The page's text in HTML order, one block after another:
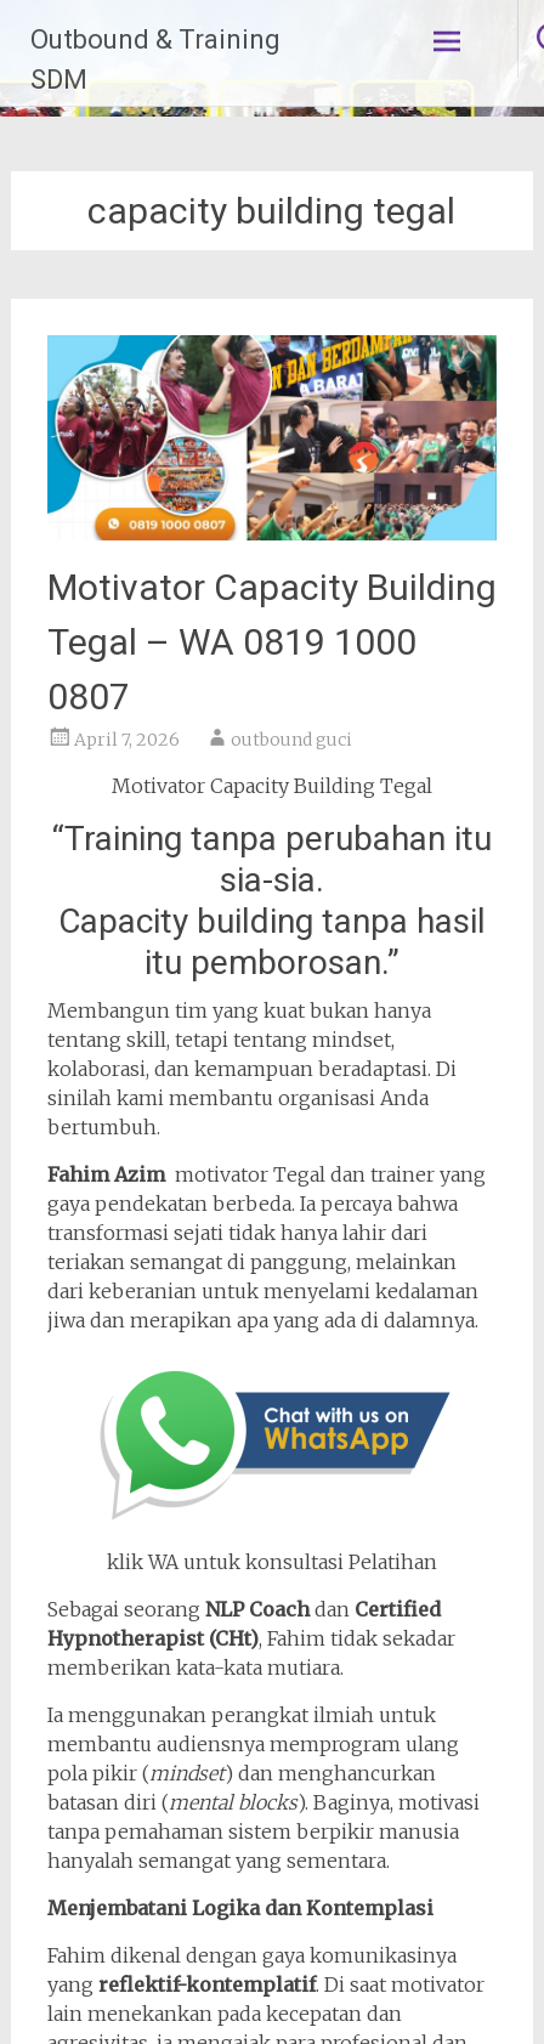
konten
Outbound & Training
SDM
capacity building tegal
Motivator Capacity Building
Tegal – WA 0819 1000
0807
April 7, 2026 outbound guci
Motivator Capacity Building Tegal
“Training tanpa perubahan itu
sia-sia.
Capacity building tanpa hasil
itu pemborosan.”
Membangun tim yang kuat bukan hanya
tentang skill, tetapi tentang mindset,
kolaborasi, dan kemampuan beradaptasi. Di
sinilah kami membantu organisasi Anda
bertumbuh.
Fahim Azimmotivator Tegal dan trainer yang
gaya pendekatan berbeda. Ia percaya bahwa
transformasi sejati tidak hanya lahir dari
teriakan semangat di panggung, melainkan
dari keberanian untuk menyelami kedalaman
jiwa dan merapikan apa yang ada di dalamnya.
klik WA untuk konsultasi Pelatihan
Sebagai seorang NLP Coachdan Certified
Hypnotherapist (CHt), Fahim tidak sekadar
memberikan kata-kata mutiara.
Ia menggunakan perangkat ilmiah untuk
membantu audiensnya memprogram ulang
pola pikir (mindset) dan menghancurkan
batasan diri (mental blocks). Baginya, motivasi
tanpa pemahaman sistem berpikir manusia
hanyalah semangat yang sementara.
Menjembatani Logika dan Kontemplasi
Fahim dikenal dengan gaya komunikasinya
yang reflektif-kontemplatif. Di saat motivator
lain menekankan pada kecepatan dan